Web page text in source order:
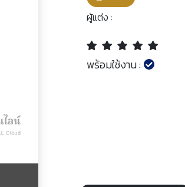
ผู้แต่ง :
พร้อมใช้งาน :